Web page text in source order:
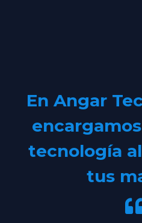
En Angar
tecnología
tus